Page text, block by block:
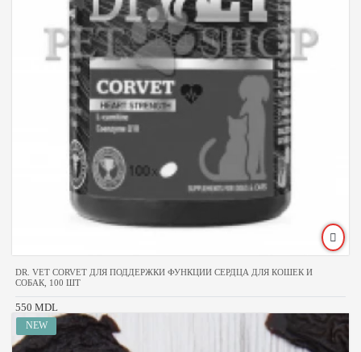
DR. VET CORVET ДЛЯ ПОДДЕРЖКИ ФУНКЦИИ СЕРДЦА ДЛЯ КОШЕК И
СОБАК, 100 ШТ
550 MDL